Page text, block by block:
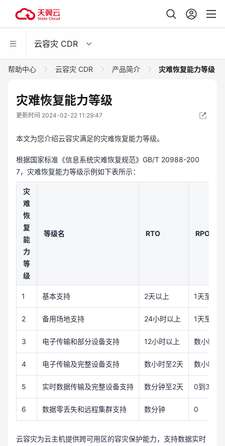
云容灾 CDR
帮助中心 云容灾 CDR 产品简介 灾难恢复能力等级
灾难恢复能力等级
更新时间 2024-02-22 11:29:47
本文为您介绍云容灾满足的灾难恢复能力等级。
根据国家标准《信息系统灾难恢复规范》GB/T 20988-200
7，灾难恢复能力等级示例如下表所示：
灾
难
恢
复
能
力
等
级
等级名 RTO RPO
1 基本支持 2天以上 1天至7天
2 备用场地支持 24小时以上 1天至7天
3 电子传输和部分设备支持 12小时以上 数小时至
4 电子传输及完整设备支持 数小时至2天 数小时至
5 实时数据传输及完整设备支持 数分钟至2天 0到30分
6 数据零丢失和远程集群支持 数分钟 0
云容灾为云主机提供跨可用区的容灾保护能力，支持数据实时